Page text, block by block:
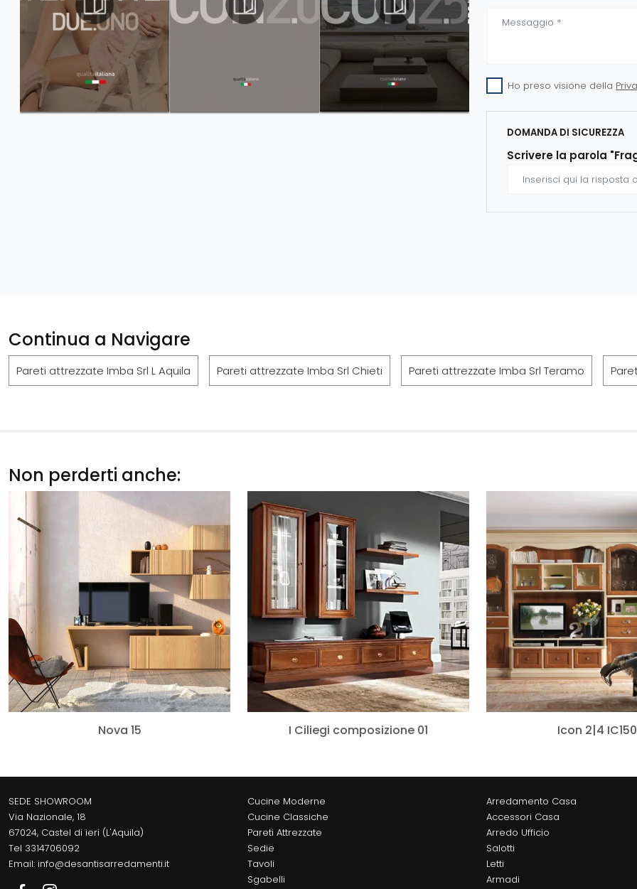
Ho preso visione della
DOMANDA DI SICUREZZA
Scrivere la parola
Continua a Navigare
Pareti attrezzate Imba Srl L Aquila Pareti attrezzate Imba Srl Chieti Pareti attrezzate Imba Srl Teramo
Non perderti anche:
Nova 15 I Ciliegi composizione 01 Icon 2|4 IC150
SEDE SHOWROOM
Via Nazionale, 18
67024, Castel di ieri (L'Aquila)
Tel 3314706092
Email: info@desantisarredamenti.it
Cucine Moderne
Cucine Classiche
Pareti Attrezzate
Sedie
Tavoli
Sgabelli
Arredamento Casa
Accessori Casa
Arredo Ufficio
Salotti
Letti
Armadi